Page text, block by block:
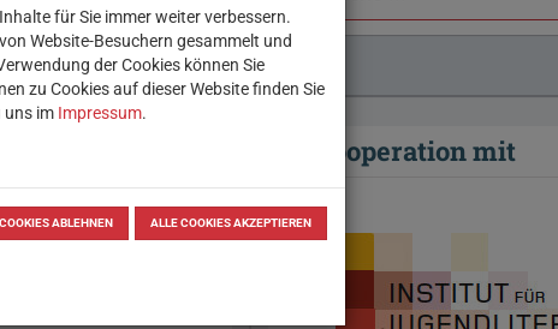
WEBINAR: SCHULWEBSEITE
kann es
Gebiet, das
In Kooperation mit
für Sie immer weiter verbessern.
Website-Besuchern gesammelt und
der Cookies können Sie
zu Cookies auf dieser Website finden Sie
uns im Impressum.
ABLEHNEN ALLE COOKIES AKZEPTIEREN